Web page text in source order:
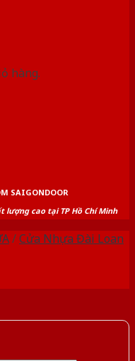
hàng.
SAIGONDOOR
lượng cao tại TP Hồ Chí Minh
/Cửa Nhựa Đài Loan